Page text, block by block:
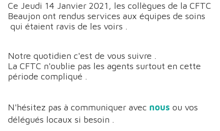
Ce Jeudi 14 Janvier 2021, les collègues de la CFTC
Beaujon ont rendus services aux équipes de soins
qui étaient ravis de les voirs .
Notre quotidien c'est de vous suivre .
La CFTC n'oublie pas les agents surtout en cette
période compliqué .
N'hésitez pas à communiquer avec nous ou vos
délégués locaux si besoin .